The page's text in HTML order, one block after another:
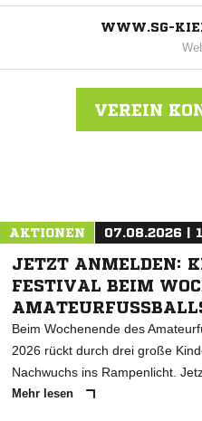
WWW.SG-
VEREIN
AKTIONEN 07.08.2026 |
JETZT ANMELDEN:
ESTIVAL BEIM
MATEURFUSSBALLS
Beim Wochenende des
2026 rückt durch drei große
Nachwuchs ins Rampenlicht.
Mehr lesen